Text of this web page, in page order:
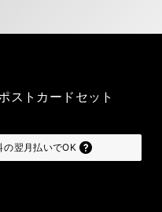
ストカードセット
の翌月払いでOK